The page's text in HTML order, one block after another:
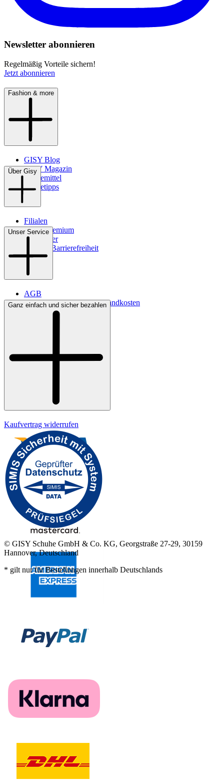
Newsletter abonnieren
Regelmäßig Vorteile sichern!
Jetzt abonnieren
Fashion & more
GISY Blog
GISY Magazin
Pflegemittel
Pflegetipps
Über Gisy
Filialen
WMS-Premium
Newsletter
Digitale Barrierefreiheit
Unser Service
AGB
Lieferbedingungen & Versandkosten
Bezahlung
Ganz einfach und sicher bezahlen
Kaufvertrag widerrufen
© GISY Schuhe GmbH & Co. KG, Georgstraße 27-29, 30159
Hannover, Deutschland
* gilt nur für Bestellungen innerhalb Deutschlands